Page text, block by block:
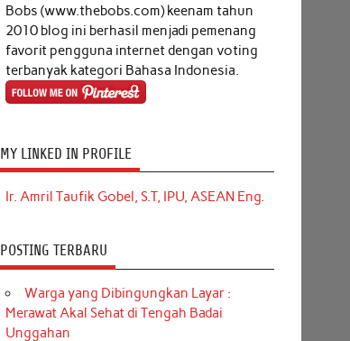
Bobs (www.thebobs.com) keenam tahun
2010 blog ini berhasil menjadi pemenang
favorit pengguna internet dengan voting
terbanyak kategori Bahasa Indonesia.
MY LINKED IN PROFILE
Ir. Amril Taufik Gobel, S.T, IPU, ASEAN Eng.
POSTING TERBARU
Warga yang Dibingungkan Layar :
Merawat Akal Sehat di Tengah Badai
Unggahan